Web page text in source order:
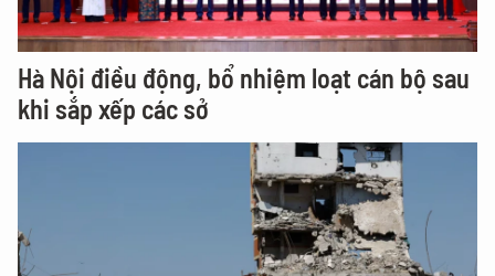
Hà Nội điều động, bổ nhiệm loạt cán bộ sau
khi sắp xếp các sở